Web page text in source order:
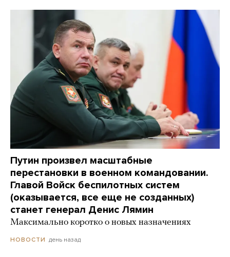
Путин произвел масштабные
перестановки в военном командовании.
Главой Войск беспилотных систем
(оказывается, все еще не созданных)
станет генерал Денис Лямин
Максимально коротко о новых назначениях
НОВОСТИ день назад